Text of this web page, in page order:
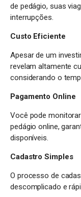
de pedágio, suas
interrupções.
Custo Eficiente
Apesar de um
revelam altamente
considerando o
Pagamento Online
Você pode
pedágio online,
disponíveis.
Cadastro Simples
O processo de
descomplicado e